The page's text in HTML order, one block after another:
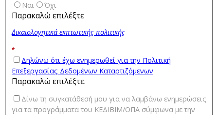
Ναι Όχι
Παρακαλώ επιλέξτε
Δικαιολογητικά εκπτωτικής πολιτικής
*
Δηλώνω ότι έχω ενημερωθεί για την Πολιτική
Επεξεργασίας Δεδομένων Καταρτιζόμενων
Παρακαλώ επιλέξτε.
Δίνω τη συγκατάθεσή μου για να λαμβάνω ενημερώσεις
για τα προγράμματα του ΚΕΔΙΒΙΜ/ΟΠΑ σύμφωνα με την